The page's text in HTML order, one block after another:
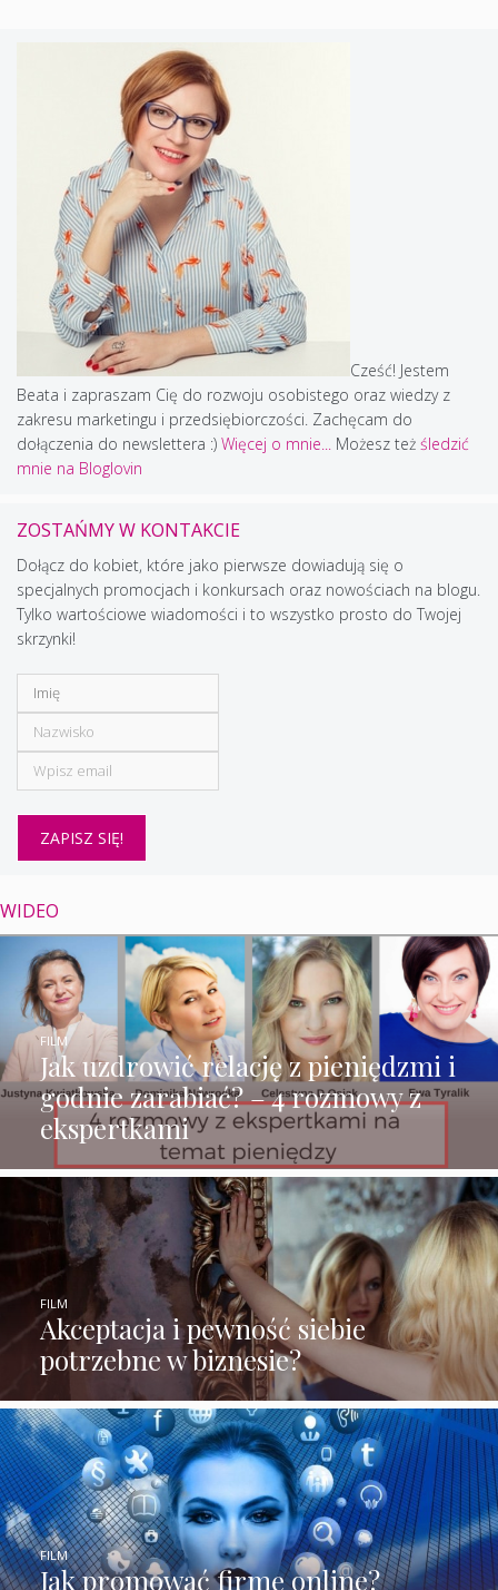
Cześć! Jestem
Beata i zapraszam Cię do rozwoju osobistego oraz wiedzy z
zakresu marketingu i przedsiębiorczości. Zachęcam do
dołączenia do newslettera :) Więcej o mnie... Możesz też śledzić
mnie na Bloglovin
ZOSTAŃMY W KONTAKCIE
Dołącz do kobiet, które jako pierwsze dowiadują się o
specjalnych promocjach i konkursach oraz nowościach na blogu.
Tylko wartościowe wiadomości i to wszystko prosto do Twojej
skrzynki!
WIDEO
Jak uzdrowić relację z pieniędzmi i
godnie zarabiać? – 4 rozmowy z
ekspertkami
FILM
Akceptacja i pewność siebie
potrzebne w biznesie?
FILM
Jak promować firmę online?
FILM